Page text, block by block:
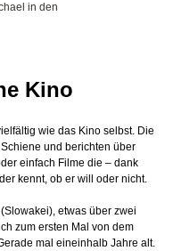
in den
Kino
wie das Kino selbst. Die
und berichten über
einfach Filme die – dank
kennt, ob er will oder nicht.
etwas über zwei
zum ersten Mal von dem
mal eineinhalb Jahre alt.